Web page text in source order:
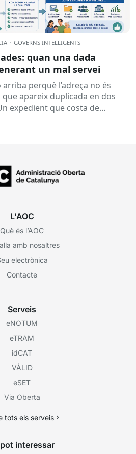
· GOVERNS INTEL·LIGENTS
quan una dada
un mal servei
perquè l’adreça no és
apareix duplicada en dos
expedient que costa de
L'AOC
Què és l’AOC
amb nosaltres
electrònica
Contacte
Serveis
eNOTUM
eTRAM
idCAT
VÀLID
eSET
Via Oberta
tots els serveis
interessar